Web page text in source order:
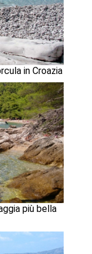
in Croazia
più bella